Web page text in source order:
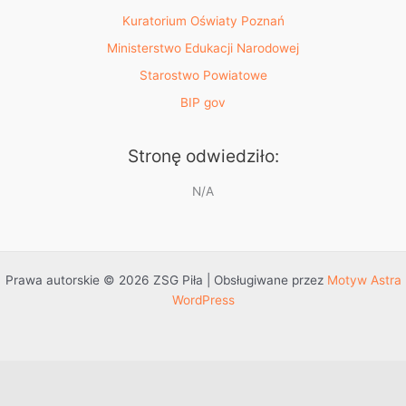
Kuratorium Oświaty Poznań
Ministerstwo Edukacji Narodowej
Starostwo Powiatowe
BIP gov
Stronę odwiedziło:
N/A
Prawa autorskie © 2026 ZSG Piła | Obsługiwane przez Motyw Astra
WordPress